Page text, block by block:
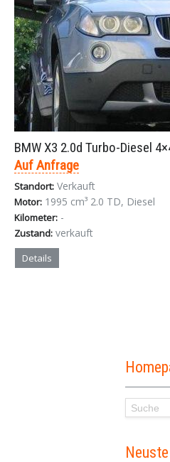
BMW X3 2.0d Turbo-Diesel
Auf Anfrage
Standort: Verkauft
Motor: 1995 cm³ 2.0 TD, Diesel
Kilometer: -
Zustand: verkauft
Details
Neuste